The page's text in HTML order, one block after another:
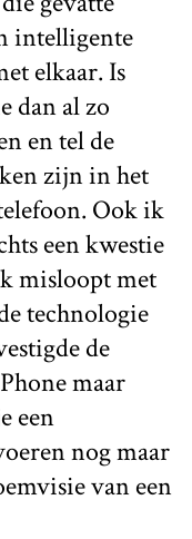
intelligente
elkaar. Is
dan al zo
en tel de
zijn in het
Ook ik
een kwestie
misloopt met
technologie
de
maar
een
nog maar
van een